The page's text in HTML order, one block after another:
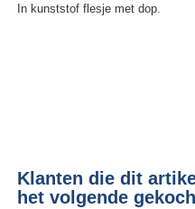
In kunststof flesje met dop.
Klanten die dit
het volgende